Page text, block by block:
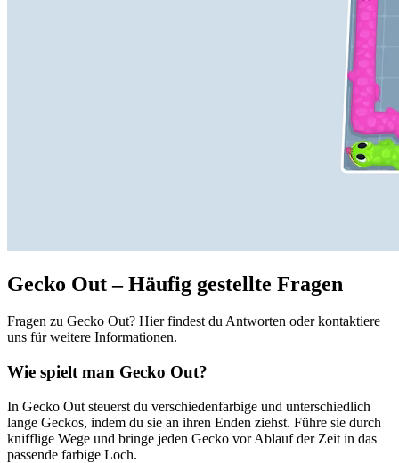
Gecko Out – Häufig gestellte Fragen
Fragen zu Gecko Out? Hier findest du Antworten oder kontaktiere
uns für weitere Informationen.
Wie spielt man Gecko Out?
In Gecko Out steuerst du verschiedenfarbige und unterschiedlich
lange Geckos, indem du sie an ihren Enden ziehst. Führe sie durch
knifflige Wege und bringe jeden Gecko vor Ablauf der Zeit in das
passende farbige Loch.